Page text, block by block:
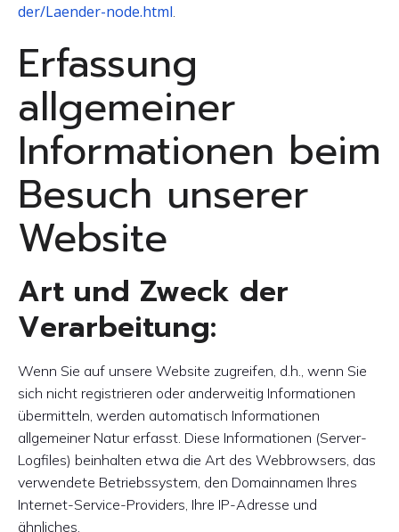
der/Laender-node.html
Erfassung
allgemeiner
Informationen beim
Besuch unserer
Website
Art und Zweck der
Verarbeitung:
Wenn Sie auf unsere Website zugreifen, d.h., wenn Sie
sich nicht registrieren oder anderweitig Informationen
übermitteln, werden automatisch Informationen
allgemeiner Natur erfasst. Diese Informationen (Server-
Logfiles) beinhalten etwa die Art des Webbrowsers, das
verwendete Betriebssystem, den Domainnamen Ihres
Internet-Service-Providers, Ihre IP-Adresse und
ähnliches.